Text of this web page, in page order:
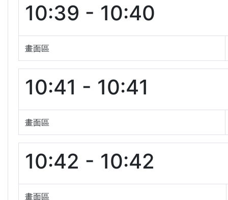
10:39 - 10:40
畫面區
10:41 - 10:41
畫面區
10:42 - 10:42
畫面區